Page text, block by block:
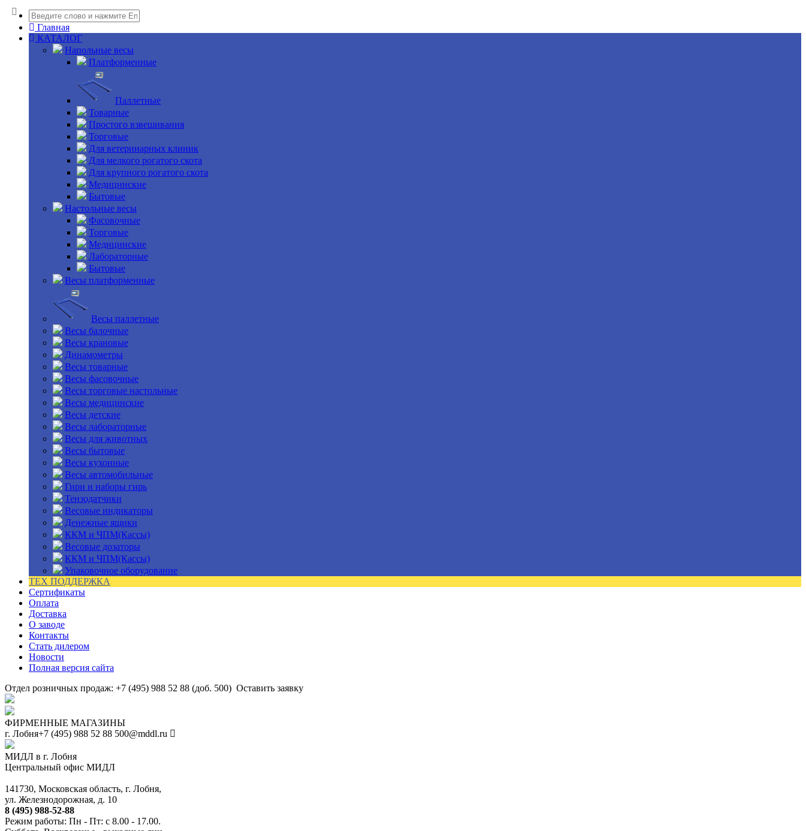
Главная
КАТАЛОГ
Напольные весы
Платформенные
Паллетные
Товарные
Простого взвешивания
Торговые
Для ветеринарных клиник
Для мелкого рогатого скота
Для крупного рогатого скота
Медицинские
Бытовые
Настольные весы
Фасовочные
Торговые
Медицинские
Лабораторные
Бытовые
Весы платформенные
Весы паллетные
Весы балочные
Весы крановые
Динамометры
Весы товарные
Весы фасовочные
Весы торговые настольные
Весы медицинские
Весы детские
Весы лабораторные
Весы для животных
Весы бытовые
Весы кухонные
Весы автомобильные
Гири и наборы гирь
Тензодатчики
Весовые индикаторы
Денежные ящики
ККМ и ЧПМ(Кассы)
Весовые дозаторы
ККМ и ЧПМ(Кассы)
Упаковочное оборудование
ТЕХ ПОДДЕРЖКА
Сертификаты
Оплата
Доставка
О заводе
Контакты
Стать дилером
Новости
Полная версия сайта
Отдел розничных продаж: +7 (495) 988 52 88 (доб. 500) Оставить заявку
ФИРМЕННЫЕ МАГАЗИНЫ
г. Лобня+7 (495) 988 52 88 500@mddl.ru
МИДЛ в г. Лобня
Центральный офис МИДЛ
141730, Московская область, г. Лобня,
ул. Железнодорожная, д. 10
8 (495) 988-52-88
Режим работы: Пн - Пт: с 8.00 - 17.00.